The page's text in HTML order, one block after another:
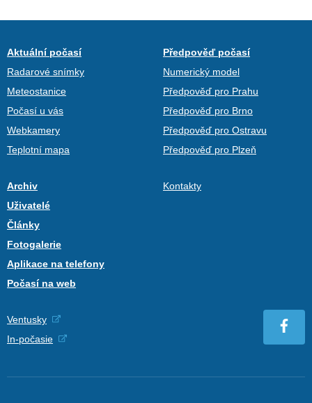
Aktuální počasí
Radarové snímky
Meteostanice
Počasí u vás
Webkamery
Teplotní mapa
Předpověď počasí
Numerický model
Předpověď pro Prahu
Předpověď pro Brno
Předpověď pro Ostravu
Předpověď pro Plzeň
Archiv
Uživatelé
Články
Fotogalerie
Aplikace na telefony
Počasí na web
Kontakty
Ventusky
In-počasie